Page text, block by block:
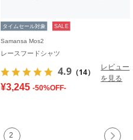
タイムセール対象 SALE
Samansa Mos2
レースフードシャツ
4.9 （14）
レビュー
を見る
¥3,245 -50%OFF-
2